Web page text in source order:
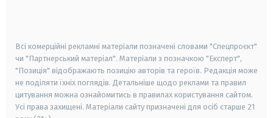
Всі комерційні рекламні матеріали позначені словами "Спецпроєкт"
чи "Партнерський матеріал". Матеріали з позначкою "Експерт",
"Позиція" відображають позицію авторів та героїв. Редакція може
не поділяти їхніх поглядів. Детальніше щодо реклами та правил
цитування можна ознайомитись в правилах користування сайтом.
Усі права захищені. Матеріали сайту призначені для осіб старше 21